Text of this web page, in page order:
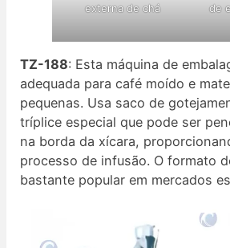
externa de chá
de
TZ-188: Esta máquina de
adequada para café moído e
pequenas. Usa saco de
tríplice especial que pode ser
na borda da xícara,
processo de infusão. O formato
bastante popular em mercados